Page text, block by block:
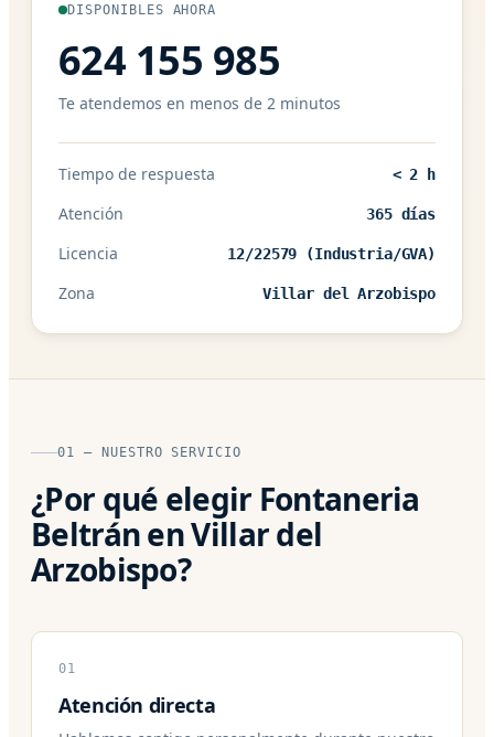
DISPONIBLES AHORA
624 155 985
Te atendemos en menos de 2 minutos
Tiempo de respuesta < 2 h
Atención 365 días
Licencia 12/22579 (Industria/GVA)
Zona Villar del Arzobispo
01 — NUESTRO SERVICIO
¿Por qué elegir Fontaneria
Beltrán en Villar del
Arzobispo?
01
Atención directa